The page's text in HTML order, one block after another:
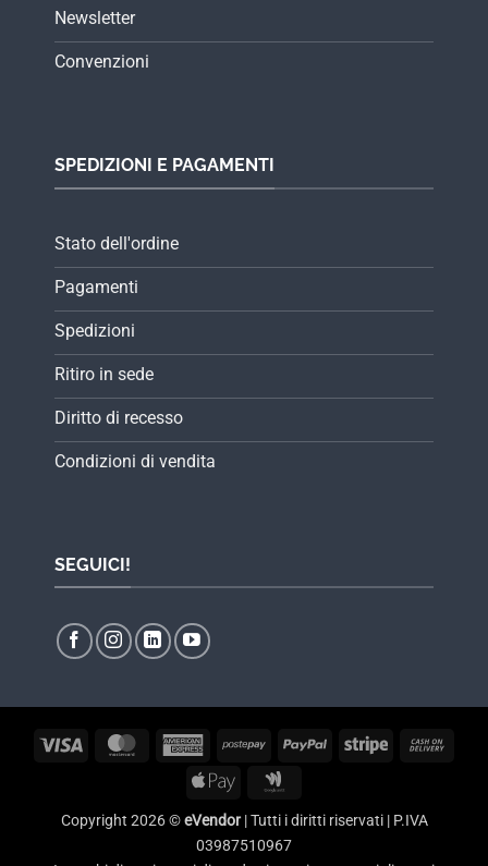
Newsletter
Convenzioni
SPEDIZIONI E PAGAMENTI
Stato dell'ordine
Pagamenti
Spedizioni
Ritiro in sede
Diritto di recesso
Condizioni di vendita
SEGUICI!
Visa MasterCardAmerican
Express
PostepayPayPal Stripe
Apple
Copyright 2026 ©eVendor| Tutti i diritti riservati | P.IVA
03987510967